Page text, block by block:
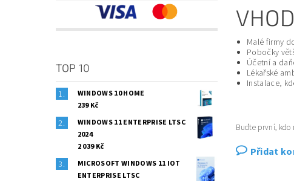
TOP 10
WINDOWS 10 HOME
239 Kč
WINDOWS 11 ENTERPRISE LTSC
2024
2 039 Kč
MICROSOFT WINDOWS 11 IOT
ENTERPRISE LTSC
Malé firmy
Pobočky
Účetní a
Lékařské
Instalace,
Buďte první, kdo
Přidat